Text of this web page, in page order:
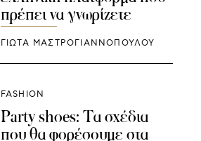
πρέπει να γνωρίζετε
ΓΙΩΤΑ ΜΑΣΤΡΟΓΙΑΝΝΟΠΟΥΛΟΥ
FASHION
Party shoes: Τα σχέδια
που θα φορέσουμε στα